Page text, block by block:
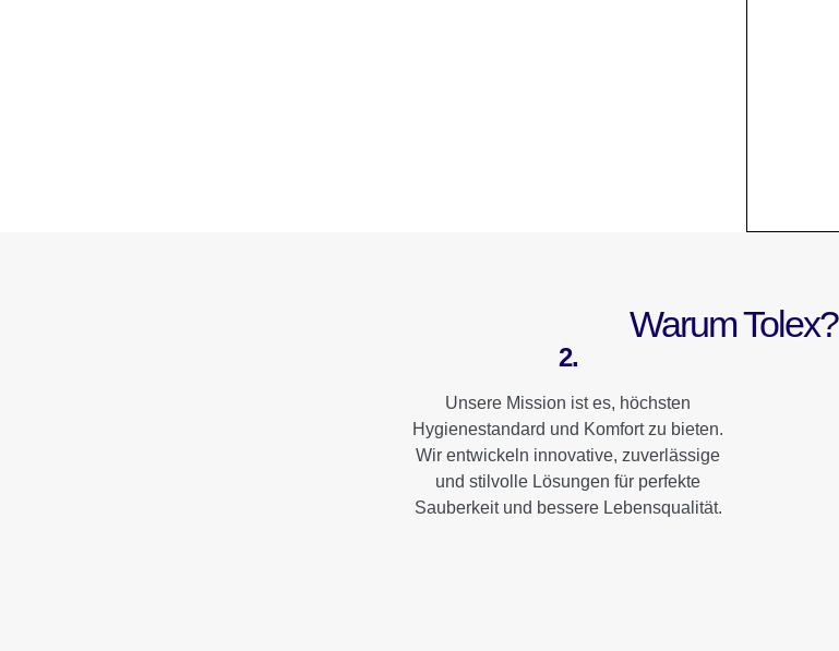
Warum Tolex?
2.
Unsere Mission ist es, höchsten
Hygienestandard und Komfort zu bieten.
Wir entwickeln innovative, zuverlässige
und stilvolle Lösungen für perfekte
Sauberkeit und bessere Lebensqualität.